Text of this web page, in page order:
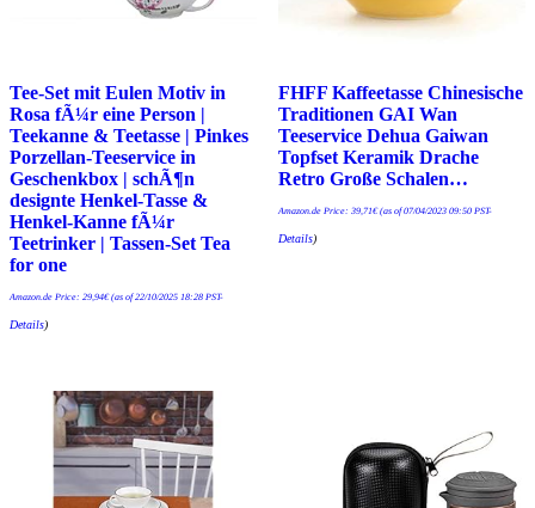
Tee-Set mit Eulen Motiv in
Rosa fÃ¼r eine Person |
Teekanne & Teetasse | Pinkes
Porzellan-Teeservice in
Geschenkbox | schÃ¶n
designte Henkel-Tasse &
Henkel-Kanne fÃ¼r
Teetrinker | Tassen-Set Tea
for one
Amazon.de Price: 29,94€(as of 22/10/2025 18:28 PST-
Details)
FHFF Kaffeetasse Chinesische
Traditionen GAI Wan
Teeservice Dehua Gaiwan
Topfset Keramik Drache
Retro Große Schalen…
Amazon.de Price: 39,71€(as of 07/04/2023 09:50 PST-
Details)